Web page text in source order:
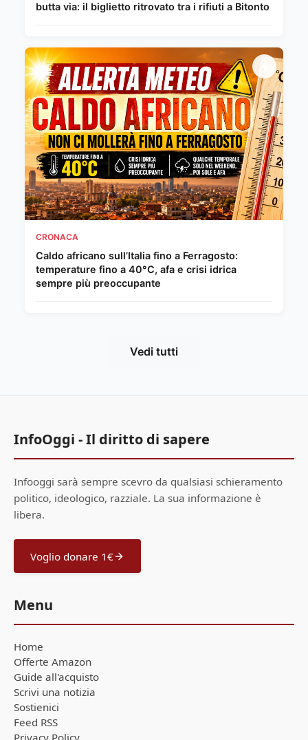
butta via: il biglietto ritrovato tra i rifiuti a Bitonto
CRONACA
Caldo africano sull’Italia fino a Ferragosto:
temperature fino a 40°C, afa e crisi idrica
sempre più preoccupante
Vedi tutti
InfoOggi - Il diritto di sapere
Infooggi sarà sempre scevro da qualsiasi schieramento
politico, ideologico, razziale. La sua informazione è
libera.
Voglio donare 1€
Menu
Home
Offerte Amazon
Guide all'acquisto
Scrivi una notizia
Sostienici
Feed RSS